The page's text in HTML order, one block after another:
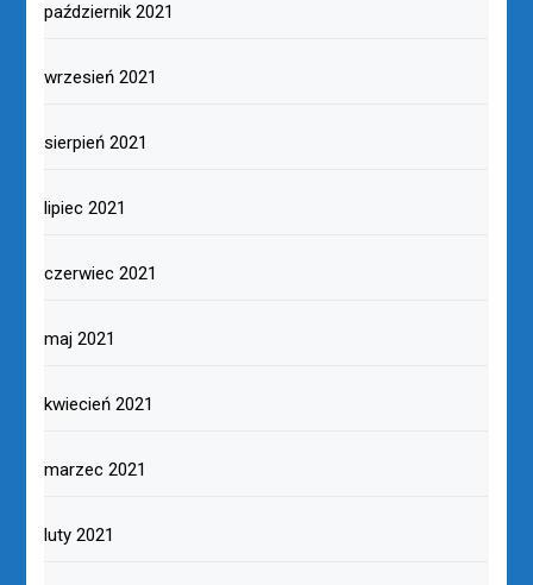
październik 2021
wrzesień 2021
sierpień 2021
lipiec 2021
czerwiec 2021
maj 2021
kwiecień 2021
marzec 2021
luty 2021